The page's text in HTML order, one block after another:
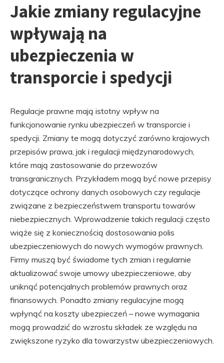
Jakie zmiany regulacyjne
wpływają na
ubezpieczenia w
transporcie i spedycji
Regulacje prawne mają istotny wpływ na
funkcjonowanie rynku ubezpieczeń w transporcie i
spedycji. Zmiany te mogą dotyczyć zarówno krajowych
przepisów prawa, jak i regulacji międzynarodowych,
które mają zastosowanie do przewozów
transgranicznych. Przykładem mogą być nowe przepisy
dotyczące ochrony danych osobowych czy regulacje
związane z bezpieczeństwem transportu towarów
niebezpiecznych. Wprowadzenie takich regulacji często
wiąże się z koniecznością dostosowania polis
ubezpieczeniowych do nowych wymogów prawnych.
Firmy muszą być świadome tych zmian i regularnie
aktualizować swoje umowy ubezpieczeniowe, aby
uniknąć potencjalnych problemów prawnych oraz
finansowych. Ponadto zmiany regulacyjne mogą
wpłynąć na koszty ubezpieczeń – nowe wymagania
mogą prowadzić do wzrostu składek ze względu na
zwiększone ryzyko dla towarzystw ubezpieczeniowych.